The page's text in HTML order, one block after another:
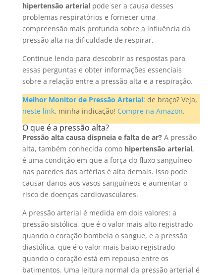
hipertensão arterialpode ser a causa desses
problemas respiratórios e fornecer uma
compreensão mais profunda sobre a influência da
pressão alta na dificuldade de respirar.
Continue lendo para descobrir as respostas para
essas perguntas e obter informações essenciais
sobre a relação entre a pressão alta e a respiração.
Melhor Monitor de Pressão Arterial: de braço? Veja,
neste link, minha indicação! Compre na Amazon.
O que é a pressão alta?
Pressão alta causa dispneia e falta de ar? A pressão
alta, também conhecida como hipertensão arterial,
é uma condição em que a força do fluxo sanguíneo
nas paredes das artérias é alta demais. Isso pode
causar danos aos vasos sanguíneos e aumentar o
risco de doenças cardiovasculares.
A pressão arterial é medida em dois valores: a
pressão sistólica, que é o valor mais alto registrado
quando o coração bombeia o sangue, e a pressão
diastólica, que é o valor mais baixo registrado
quando o coração está em repouso entre os
batimentos. Uma leitura normal da pressão arterial é